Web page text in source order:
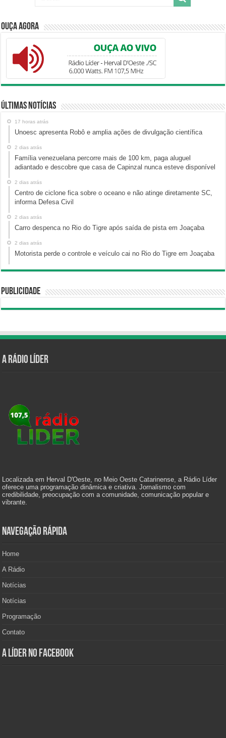
Ouça Agora
Últimas Notícias
17 horas atrás
Unoesc apresenta Robô e amplia ações de divulgação científica
2 dias atrás
Família venezuelana percorre mais de 100 km, paga aluguel
adiantado e descobre que casa de Capinzal nunca esteve disponível
2 dias atrás
Centro de ciclone fica sobre o oceano e não atinge diretamente SC,
informa Defesa Civil
2 dias atrás
Carro despenca no Rio do Tigre após saída de pista em Joaçaba
2 dias atrás
Motorista perde o controle e veículo cai no Rio do Tigre em Joaçaba
Publicidade
A Rádio Líder
Localizada em Herval D'Oeste, no Meio Oeste Catarinense, a Rádio Líder
oferece uma programação dinâmica e criativa. Jornalismo com
credibilidade, preocupação com a comunidade, comunicação popular e
vibrante.
Navegação Rápida
Home
A Rádio
Notícias
Notícias
Programação
Contato
A Líder no Facebook